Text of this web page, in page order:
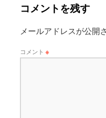
コメントを残す
メールアドレスが公開
コメント ※